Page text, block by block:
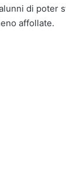
di poter
affollate.